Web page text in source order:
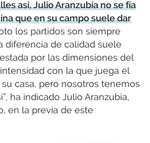
así, Julio Aranzubía no se fía
que en su campo suele dar
los partidos son siempre
diferencia de calidad suele
por las dimensiones del
con la que juega el
casa, pero nosotros tenemos
ha indicado Julio Aranzubía,
en la previa de este